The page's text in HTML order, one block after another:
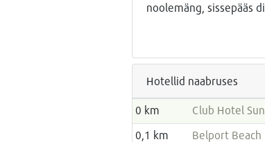
noolemäng, sissepääs
Hotellid naabruses
0 km Club Hotel
0,1 km
Belport